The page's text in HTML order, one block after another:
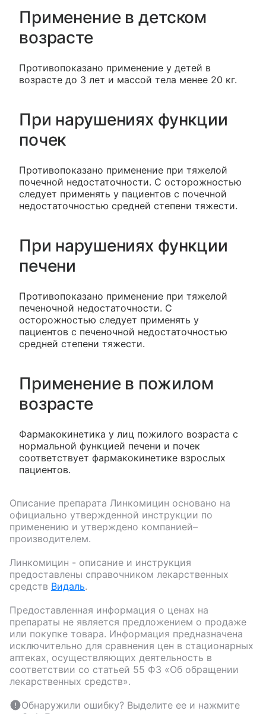
Применение в детском
возрасте
Противопоказано применение у детей в
возрасте до 3 лет и массой тела менее 20 кг.
При нарушениях функции
почек
Противопоказано применение при тяжелой
почечной недостаточности. С осторожностью
следует применять у пациентов с почечной
недостаточностью средней степени тяжести.
При нарушениях функции
печени
Противопоказано применение при тяжелой
печеночной недостаточности. С
осторожностью следует применять у
пациентов с печеночной недостаточностью
средней степени тяжести.
Применение в пожилом
возрасте
Фармакокинетика у лиц пожилого возраста с
нормальной функцией печени и почек
соответствует фармакокинетике взрослых
пациентов.
Описание препарата Линкомицин основано на
официально утвержденной инструкции по
применению и утверждено компанией–
производителем.
Линкомицин - описание и инструкция
предоставлены справочником лекарственных
средств Видаль.
Предоставленная информация о ценах на
препараты не является предложением о продаже
или покупке товара. Информация предназначена
исключительно для сравнения цен в стационарных
аптеках, осуществляющих деятельность в
соответствии со статьей 55 ФЗ «Об обращении
лекарственных средств».
Обнаружили ошибку? Выделите ее и нажмите